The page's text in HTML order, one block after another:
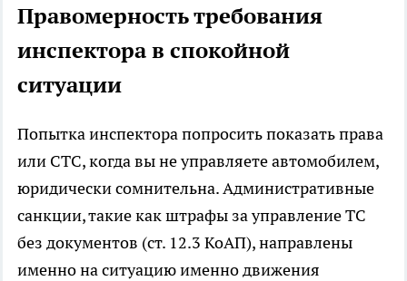
Правомерность требования
инспектора в спокойной
ситуации
Попытка инспектора попросить показать права
или СТС, когда вы не управляете автомобилем,
юридически сомнительна. Административные
санкции, такие как штрафы за управление ТС
без документов (ст. 12.3 КоАП), направлены
именно на ситуацию именно движения